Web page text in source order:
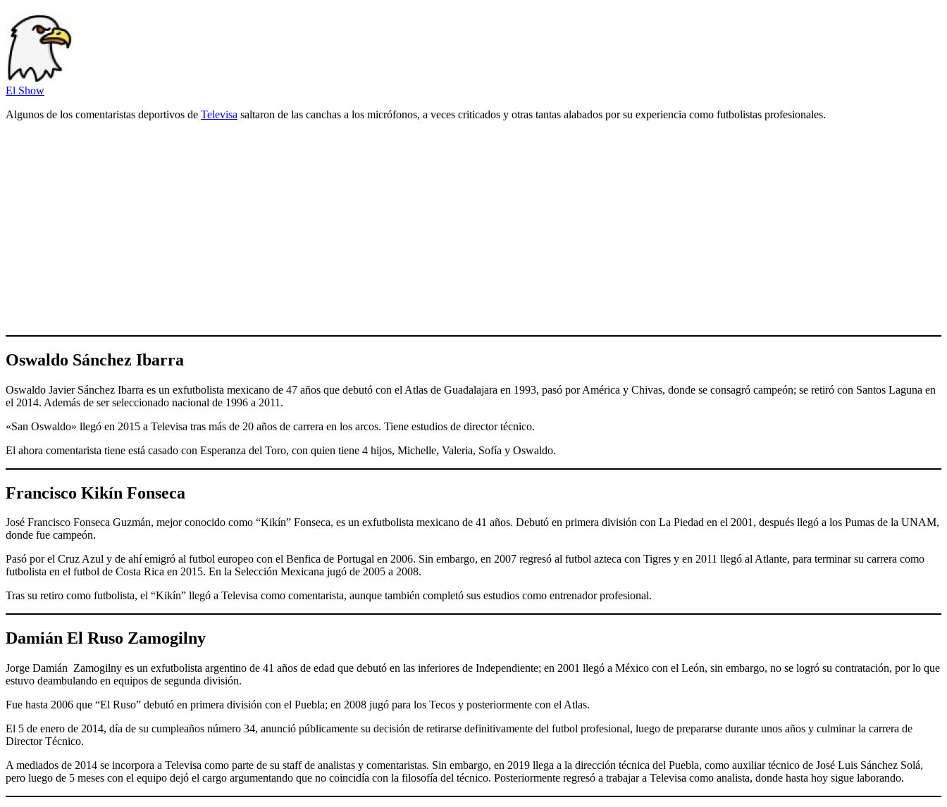
El Show
Algunos de los comentaristas deportivos de Televisa saltaron de las canchas a los micrófonos, a veces criticados y otras tantas alabados por su experiencia como futbolistas profesionales.
Oswaldo Sánchez Ibarra
Oswaldo Javier Sánchez Ibarra es un exfutbolista mexicano de 47 años que debutó con el Atlas de Guadalajara en 1993, pasó por América y Chivas, donde se consagró campeón; se retiró con Santos Laguna en
el 2014. Además de ser seleccionado nacional de 1996 a 2011.
«San Oswaldo» llegó en 2015 a Televisa tras más de 20 años de carrera en los arcos. Tiene estudios de director técnico.
El ahora comentarista tiene está casado con Esperanza del Toro, con quien tiene 4 hijos, Michelle, Valeria, Sofía y Oswaldo.
Francisco Kikín Fonseca
José Francisco Fonseca Guzmán, mejor conocido como “Kikín” Fonseca, es un exfutbolista mexicano de 41 años. Debutó en primera división con La Piedad en el 2001, después llegó a los Pumas de la UNAM,
donde fue campeón.
Pasó por el Cruz Azul y de ahí emigró al futbol europeo con el Benfica de Portugal en 2006. Sin embargo, en 2007 regresó al futbol azteca con Tigres y en 2011 llegó al Atlante, para terminar su carrera como
futbolista en el futbol de Costa Rica en 2015. En la Selección Mexicana jugó de 2005 a 2008.
Tras su retiro como futbolista, el “Kikín” llegó a Televisa como comentarista, aunque también completó sus estudios como entrenador profesional.
Damián El Ruso Zamogilny
Jorge Damián Zamogilny es un exfutbolista argentino de 41 años de edad que debutó en las inferiores de Independiente; en 2001 llegó a México con el León, sin embargo, no se logró su contratación, por lo que
estuvo deambulando en equipos de segunda división.
Fue hasta 2006 que “El Ruso” debutó en primera división con el Puebla; en 2008 jugó para los Tecos y posteriormente con el Atlas.
El 5 de enero de 2014, día de su cumpleaños número 34, anunció públicamente su decisión de retirarse definitivamente del futbol profesional, luego de prepararse durante unos años y culminar la carrera de
Director Técnico.
A mediados de 2014 se incorpora a Televisa como parte de su staff de analistas y comentaristas. Sin embargo, en 2019 llega a la dirección técnica del Puebla, como auxiliar técnico de José Luis Sánchez Solá,
pero luego de 5 meses con el equipo dejó el cargo argumentando que no coincidía con la filosofía del técnico. Posteriormente regresó a trabajar a Televisa como analista, donde hasta hoy sigue laborando.